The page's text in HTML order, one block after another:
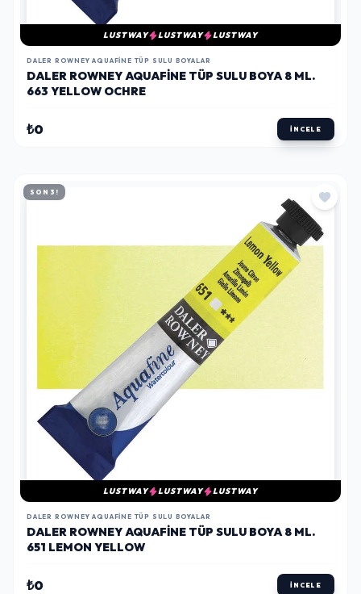
LUSTWAY LUSTWAY LUSTWAY
DALER ROWNEY AQUAFINE TÜP SULU BOYALAR
DALER ROWNEY AQUAFINE TÜP SULU BOYA 8 ML.
663 YELLOW OCHRE
₺0 İNCELE
SON 3!
LUSTWAY LUSTWAY LUSTWAY
DALER ROWNEY AQUAFINE TÜP SULU BOYALAR
DALER ROWNEY AQUAFINE TÜP SULU BOYA 8 ML.
651 LEMON YELLOW
₺0 İNCELE